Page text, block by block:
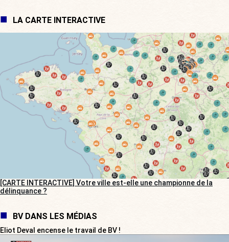
LA CARTE INTERACTIVE
[CARTE INTERACTIVE] Votre ville est-elle une championne de la
délinquance ?
BV DANS LES MÉDIAS
Eliot Deval encense le travail de BV !